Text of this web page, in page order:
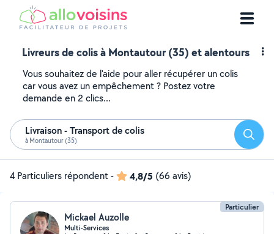
Livreurs de colis à Montautour (35) et alentours
Vous souhaitez de l'aide pour aller récupérer un colis
car vous avez un empêchement ? Postez votre
demande en 2 clics...
Livraison - Transport de colis
à Montautour (35)
4 Particuliers répondent- 4,8/5 (66 avis)
Particulier
Mickael Auzolle
Multi-Services